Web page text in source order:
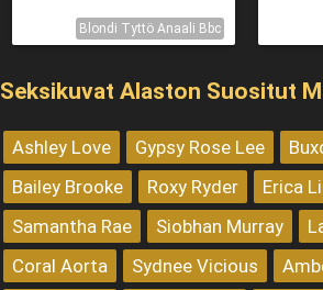
Blondi Tyttö Anaali Bbc
Seksikuvat Alaston Suositut
Ashley Love Gypsy Rose Lee
Bailey Brooke
Roxy Ryder
Erica
Samantha Rae
Siobhan Murray
Coral Aorta
Sydnee Vicious